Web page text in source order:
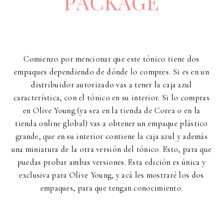
Comienzo por mencionar que este tónico tiene dos
empaques dependiendo de dónde lo compres. Si es en un
distribuidor autorizado vas a tener la caja azul
característica, con el tónico en su interior. Si lo compras
en Olive Young (ya sea en la tienda de Corea o en la
tienda online global) vas a obtener un empaque plástico
grande, que en su interior contiene la caja azul y además
una miniatura de la otra versión del tónico. Esto, para que
puedas probar ambas versiones. Esta edición es única y
exclusiva para Olive Young, y acá les mostraré los dos
empaques, para que tengan conocimiento.